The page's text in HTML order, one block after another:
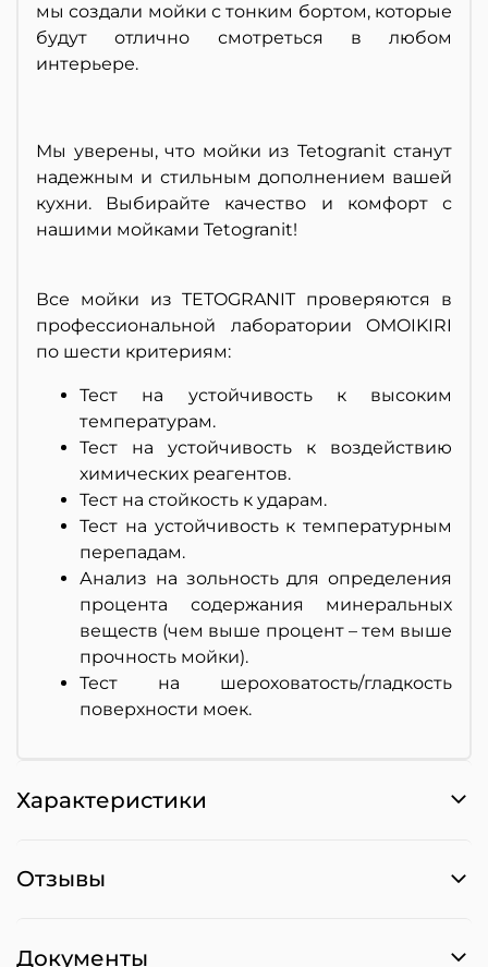
мы создали мойки с тонким бортом, которые
будут отлично смотреться в любом
интерьере.
Мы уверены, что мойки из Tetogranit станут
надежным и стильным дополнением вашей
кухни. Выбирайте качество и комфорт с
нашими мойками Tetogranit!
Все мойки из TETOGRANIT проверяются в
профессиональной лаборатории OMOIKIRI
по шести критериям:
Тест на устойчивость к высоким
температурам.
Тест на устойчивость к воздействию
химических реагентов.
Тест на стойкость к ударам.
Тест на устойчивость к температурным
перепадам.
Анализ на зольность для определения
процента содержания минеральных
веществ (чем выше процент – тем выше
прочность мойки).
Тест на шероховатость/гладкость
поверхности моек.
Характеристики
Отзывы
Документы